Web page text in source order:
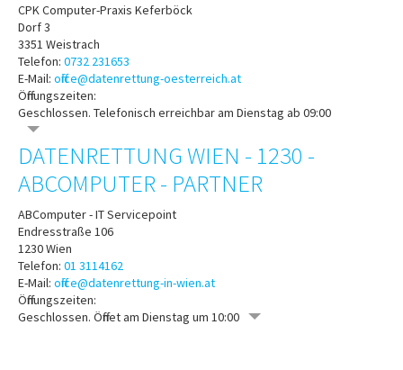
CPK Computer-Praxis Keferböck
Dorf 3
3351 Weistrach
Telefon: 0732 231653
E-Mail: office@datenrettung-oesterreich.at
Öffnungszeiten:
Geschlossen. Telefonisch erreichbar am Dienstag ab 09:00
DATENRETTUNG WIEN - 1230 -
ABCOMPUTER - PARTNER
ABComputer - IT Servicepoint
Endresstraße 106
1230Wien
Telefon: 01 3114162
E-Mail: office@datenrettung-in-wien.at
Öffnungszeiten:
Geschlossen. Öffnet am Dienstag um 10:00